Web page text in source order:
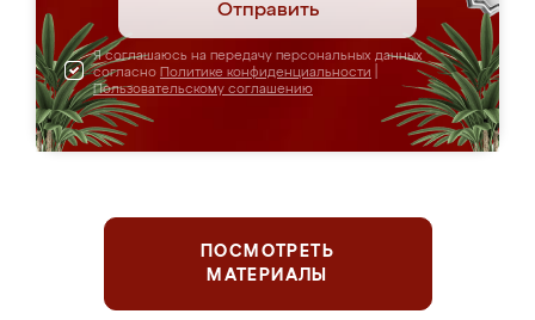
Отправить
Я соглашаюсь на передачу персональных данных
согласно Политике конфиденциальности
Пользовательскому соглашению
ПОСМОТРЕТЬ
МАТЕРИАЛЫ